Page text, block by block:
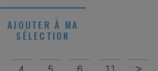
AJOUTER À MA
SÉLECTION